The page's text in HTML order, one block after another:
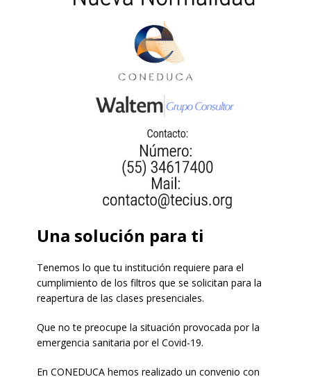
Una solución para ti
Tenemos lo que tu institución requiere para el
cumplimiento de los filtros que se solicitan para la
reapertura de las clases presenciales.
Que no te preocupe la situación provocada por la
emergencia sanitaria por el Covid-19.
En CONEDUCA hemos realizado un convenio con